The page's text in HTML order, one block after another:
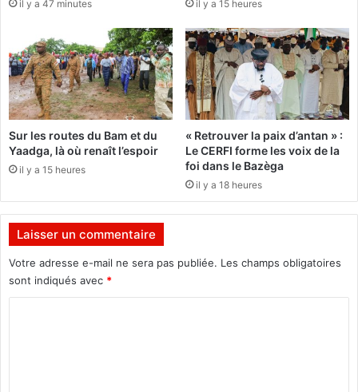
i
s
d
e
l
’
a
r
r
n
d
s
e
r
a
i
e
c
h
o
s
o
m
il y a 47 minutes il y a 15 heures
Sur les routes du Bam et du
Yaadga, là où renaît l’espoir
il y a 15 heures
« Retrouver la paix d’antan » :
Le CERFI forme les voix de la
foi dans le Bazèga
il y a 18 heures
Laisser un commentaire
Votre adresse e-mail ne sera pas publiée. Les champs obligatoires
sont indiqués avec *